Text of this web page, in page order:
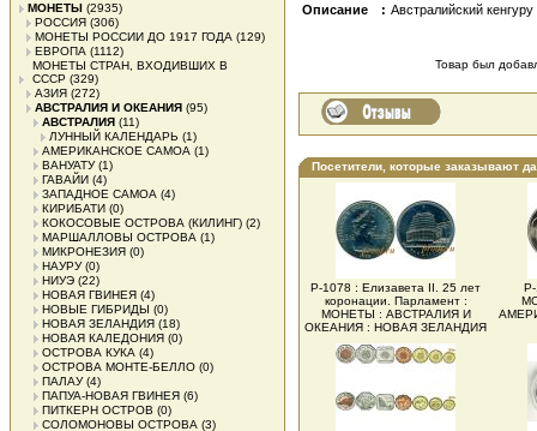
МОНЕТЫ (2935)
РОССИЯ (306)
МОНЕТЫ РОССИИ ДО 1917 ГОДА (129)
ЕВРОПА (1112)
МОНЕТЫ СТРАН, ВХОДИВШИХ В
СССР (329)
АЗИЯ (272)
АВСТРАЛИЯ И ОКЕАНИЯ (95)
АВСТРАЛИЯ (11)
ЛУННЫЙ КАЛЕНДАРЬ (1)
АМЕРИКАНСКОЕ САМОА (1)
ВАНУАТУ(1)
ГАВАЙИ (4)
ЗАПАДНОЕ САМОА (4)
КИРИБАТИ (0)
КОКОСОВЫЕ ОСТРОВА (КИЛИНГ) (2)
МАРШАЛЛОВЫ ОСТРОВА (1)
МИКРОНЕЗИЯ (0)
НАУРУ(0)
НИУЭ (22)
НОВАЯ ГВИНЕЯ (4)
НОВЫЕ ГИБРИДЫ (0)
НОВАЯ ЗЕЛАНДИЯ (18)
НОВАЯ КАЛЕДОНИЯ (0)
ОСТРОВА КУКА (4)
ОСТРОВА МОНТЕ-БЕЛЛО (0)
ПАЛАУ(4)
ПАПУА-НОВАЯ ГВИНЕЯ (6)
ПИТКЕРН ОСТРОВ (0)
СОЛОМОНОВЫ ОСТРОВА (3)
Описание
: Австралийский кенгуру
Товар был
Посетители, которые заказывают
Р-1078 : Елизавета II. 25 лет
коронации. Парламент :
МОНЕТЫ : АВСТРАЛИЯ И
ОКЕАНИЯ : НОВАЯ ЗЕЛАНДИЯ
Р-